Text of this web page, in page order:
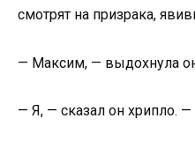
смотрят на призрака,
— Максим, — выдохнула
— Я, — сказал он хрипло.